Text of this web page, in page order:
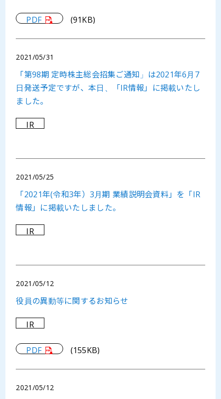
PDF (91KB)
2021/05/31
「第98期 定時株主総会招集ご通知」は2021年6月7
日発送予定ですが、本日、「IR情報」に掲載いたし
ました。
IR
2021/05/25
「2021年(令和3年）3月期 業績説明会資料」を「IR
情報」に掲載いたしました。
IR
2021/05/12
役員の異動等に関するお知らせ
IR
PDF (155KB)
2021/05/12